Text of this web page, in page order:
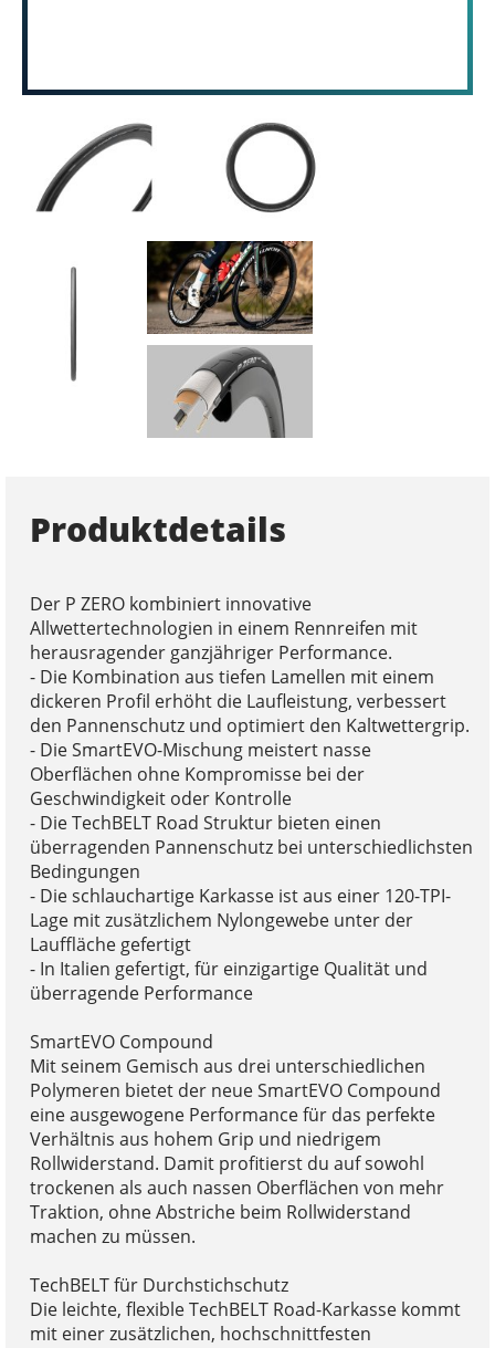
Produktdetails
Der P ZERO kombiniert innovative
Allwettertechnologien in einem Rennreifen mit
herausragender ganzjähriger Performance.
- Die Kombination aus tiefen Lamellen mit einem
dickeren Profil erhöht die Laufleistung, verbessert
den Pannenschutz und optimiert den Kaltwettergrip.
- Die SmartEVO-Mischung meistert nasse
Oberflächen ohne Kompromisse bei der
Geschwindigkeit oder Kontrolle
- Die TechBELT Road Struktur bieten einen
überragenden Pannenschutz bei unterschiedlichsten
Bedingungen
- Die schlauchartige Karkasse ist aus einer 120-TPI-
Lage mit zusätzlichem Nylongewebe unter der
Lauffläche gefertigt
- In Italien gefertigt, für einzigartige Qualität und
überragende Performance
SmartEVO Compound
Mit seinem Gemisch aus drei unterschiedlichen
Polymeren bietet der neue SmartEVO Compound
eine ausgewogene Performance für das perfekte
Verhältnis aus hohem Grip und niedrigem
Rollwiderstand. Damit profitierst du auf sowohl
trockenen als auch nassen Oberflächen von mehr
Traktion, ohne Abstriche beim Rollwiderstand
machen zu müssen.
TechBELT für Durchstichschutz
Die leichte, flexible TechBELT Road-Karkasse kommt
mit einer zusätzlichen, hochschnittfesten